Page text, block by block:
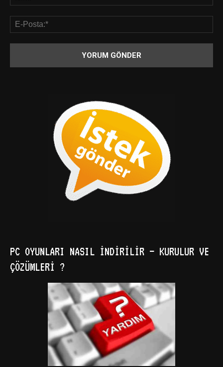
PC OYUNLARI NASIL İNDIRILIR – KURULUR VE
ÇÖZÜMLERI ?